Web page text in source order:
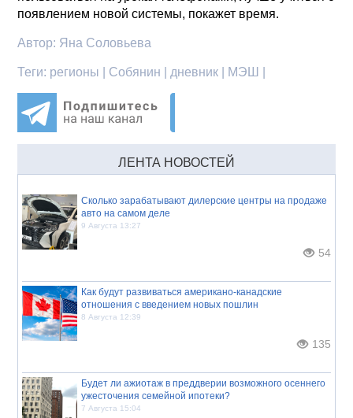
появлением новой системы, покажет время.
Автор: Яна Соловьева
Теги: регионы | Собянин | дневник | МЭШ |
ЛЕНТА НОВОСТЕЙ
Сколько зарабатывают дилерские центры на продаже
авто на самом деле
9 Августа 13:27
54
Как будут развиваться американо-канадские
отношения с введением новых пошлин
8 Августа 12:39
135
Будет ли ажиотаж в преддверии возможного осеннего
ужесточения семейной ипотеки?
7 Августа 15:04